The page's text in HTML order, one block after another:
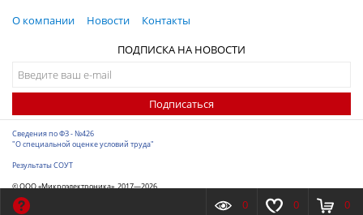
О компании Новости
Контакты
ПОДПИСКА НА НОВОСТИ
Подписаться
Сведения по ФЗ - №426
"О специальной оценке условий труда"
Результаты СОУТ
© ООО «Микроэлектроника», 2017—2026
Разработка сайта
0 0 0